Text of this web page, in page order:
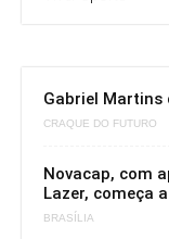
Gabriel Martins
CRAQUE DO FUTURO
Novacap, com
Lazer, começa
BRASÍLIA